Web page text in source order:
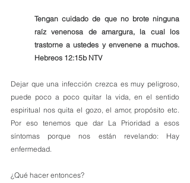
Tengan cuidado de que no brote ninguna
raíz venenosa de amargura, la cual los
trastorne a ustedes y envenene a muchos.
Hebreos 12:15b NTV
Dejar que una infección crezca es muy peligroso,
puede poco a poco quitar la vida, en el sentido
espiritual nos quita el gozo, el amor, propósito etc.
Por eso tenemos que dar La Prioridad a esos
síntomas porque nos están revelando: Hay
enfermedad.
¿Qué hacer entonces?